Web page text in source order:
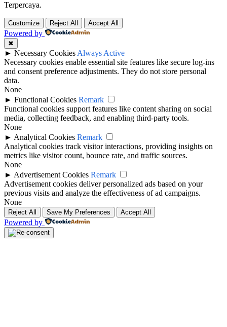
Terpercaya.
Customize Reject All Accept All
Powered by
✖
► Necessary Cookies Always Active
Necessary cookies enable essential site features like secure log-ins
and consent preference adjustments. They do not store personal
data.
None
► Functional Cookies Remark
Functional cookies support features like content sharing on social
media, collecting feedback, and enabling third-party tools.
None
► Analytical Cookies Remark
Analytical cookies track visitor interactions, providing insights on
metrics like visitor count, bounce rate, and traffic sources.
None
► Advertisement Cookies Remark
Advertisement cookies deliver personalized ads based on your
previous visits and analyze the effectiveness of ad campaigns.
None
Reject All Save My Preferences Accept All
Powered by